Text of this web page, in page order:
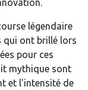
légendaire
qui ont brillé lors
pour ces
mythique sont
et l'intensité de